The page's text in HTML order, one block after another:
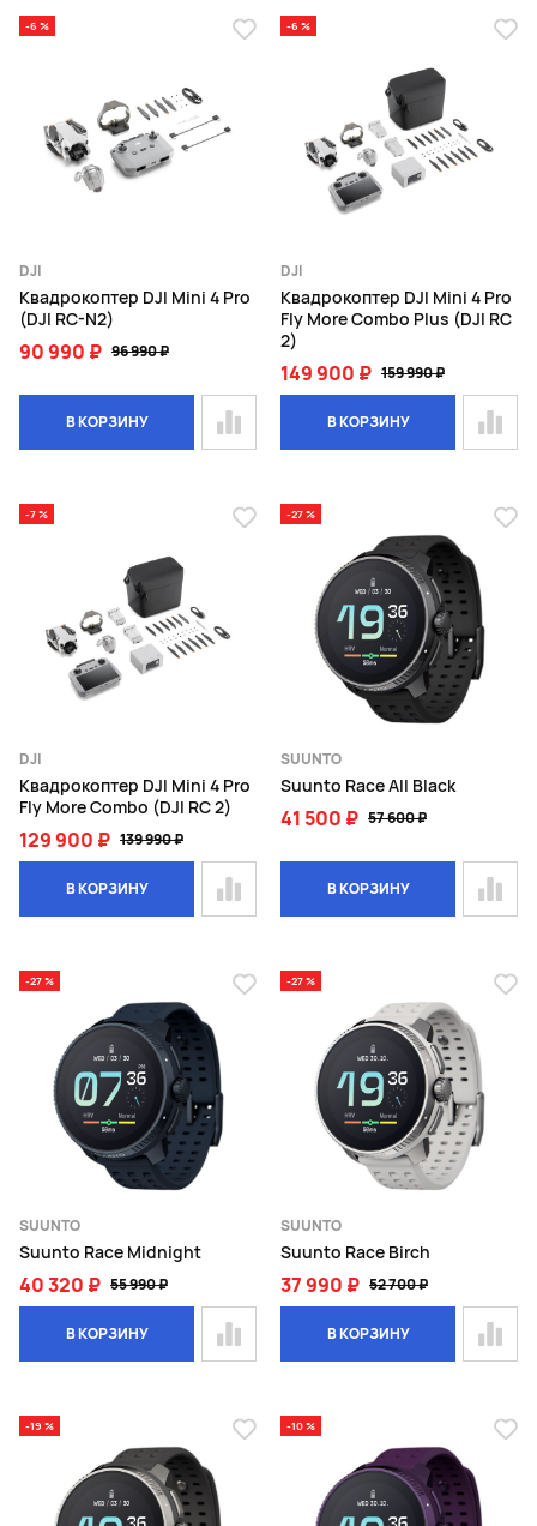
-6 %
DJI
Квадрокоптер DJI Mini 4 Pro
(DJI RC-N2)
90 990 ₽ 96 990 ₽
В КОРЗИНУ
-6 %
DJI
Квадрокоптер DJI Mini 4 Pro
Fly More Combo Plus (DJI RC
2)
149 900 ₽ 159 990 ₽
В КОРЗИНУ
-7 %
DJI
Квадрокоптер DJI Mini 4 Pro
Fly More Combo (DJI RC 2)
129 900 ₽ 139 990 ₽
В КОРЗИНУ
-27 %
SUUNTO
Suunto Race All Black
41 500 ₽ 57 600 ₽
В КОРЗИНУ
-27 %
SUUNTO
Suunto Race Midnight
40 320 ₽ 55 990 ₽
В КОРЗИНУ
-27 %
SUUNTO
Suunto Race Birch
37 990 ₽ 52 700 ₽
В КОРЗИНУ
-19 % -10 %